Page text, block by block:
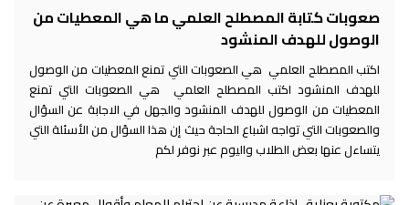
صعوبات كتابة المصطلح العلمي ما هي المعطيات من
الوصول للهدف المنشود
اكتب المصطلح العلمي هي الصعوبات التي تمنع المعطيات من الوصول
للهدف المنشود اكتب المصطلح العلمي هي الصعوبات التي تمنع
المعطيات من الوصول للهدف المنشود والجهل في الاجابة عن السؤال
والصعوبات التي تواجه اشباع الحاجة حيث إن هذا السؤال من الأسئلة التي
يتساءل عنها بعض الطلاب واليوم عبر نوفر لكم